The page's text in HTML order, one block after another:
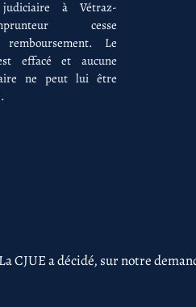
à Vétraz-
cesse
Le
effacé et aucune
ne peut lui être
La CJUE a décidé, sur notre